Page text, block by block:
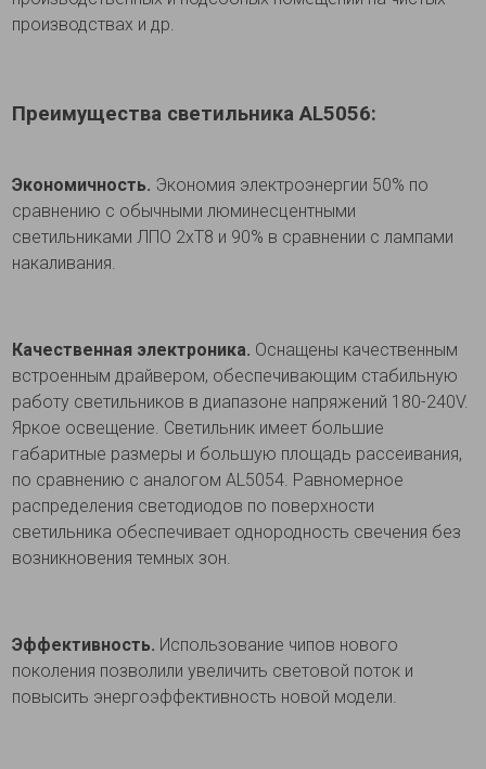
производствах и др.
Преимущества светильника АL5056:
Экономичность. Экономия электроэнергии 50% по
сравнению с обычными люминесцентными
светильниками ЛПО 2хТ8 и 90% в сравнении с лампами
накаливания.
Качественная электроника. Оснащены качественным
встроенным драйвером, обеспечивающим стабильную
работу светильников в диапазоне напряжений 180-240V.
Яркое освещение. Светильник имеет большие
габаритные размеры и большую площадь рассеивания,
по сравнению с аналогом АL5054. Равномерное
распределения светодиодов по поверхности
светильника обеспечивает однородность свечения без
возникновения темных зон.
Эффективность. Использование чипов нового
поколения позволили увеличить световой поток и
повысить энергоэффективность новой модели.